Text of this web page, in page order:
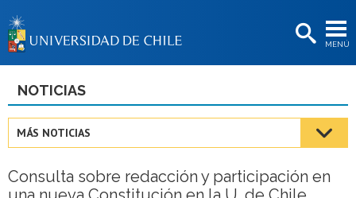
MENÚ
BIBLIOTECAS
Estudiantes
Académicas/os
NOTICIAS
MÁS NOTICIAS
Consulta sobre redacción y participación en